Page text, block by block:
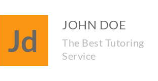
Jd JOHN DOE
The Best Tutoring
Service